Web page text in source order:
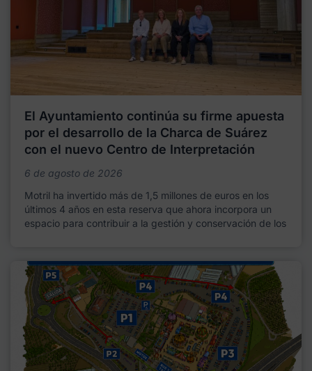
El Ayuntamiento continúa su firme apuesta
por el desarrollo de la Charca de Suárez
con el nuevo Centro de Interpretación
6 de agosto de 2026
Motril ha invertido más de 1,5 millones de euros en los
últimos 4 años en esta reserva que ahora incorpora un
espacio para contribuir a la gestión y conservación de los